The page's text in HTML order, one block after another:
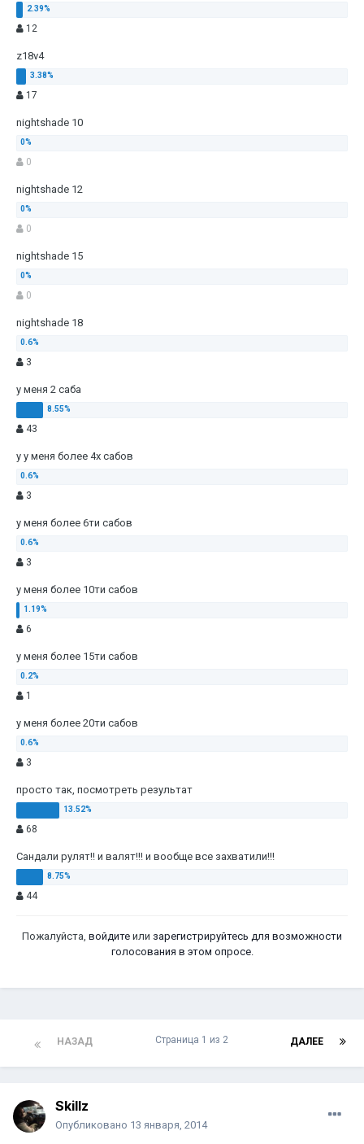
12
z18v4
17
nightshade 10
0
nightshade 12
0
nightshade 15
0
nightshade 18
3
у меня 2 саба
43
у у меня более 4х сабов
3
у меня более 6ти сабов
3
у меня более 10ти сабов
6
у меня более 15ти сабов
1
у меня более 20ти сабов
3
просто так, посмотреть результат
68
Сандали рулят!! и валят!!! и вообще все захватили!!!
44
Пожалуйста, войдите или зарегистрируйтесь для возможности
голосования в этом опросе.
НАЗАД ДАЛЕЕ
Страница 1 из 2
Skillz
Опубликовано 13 января, 2014